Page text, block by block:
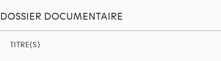
DOSSIER DOCUMENTAIRE
TITRE(S)